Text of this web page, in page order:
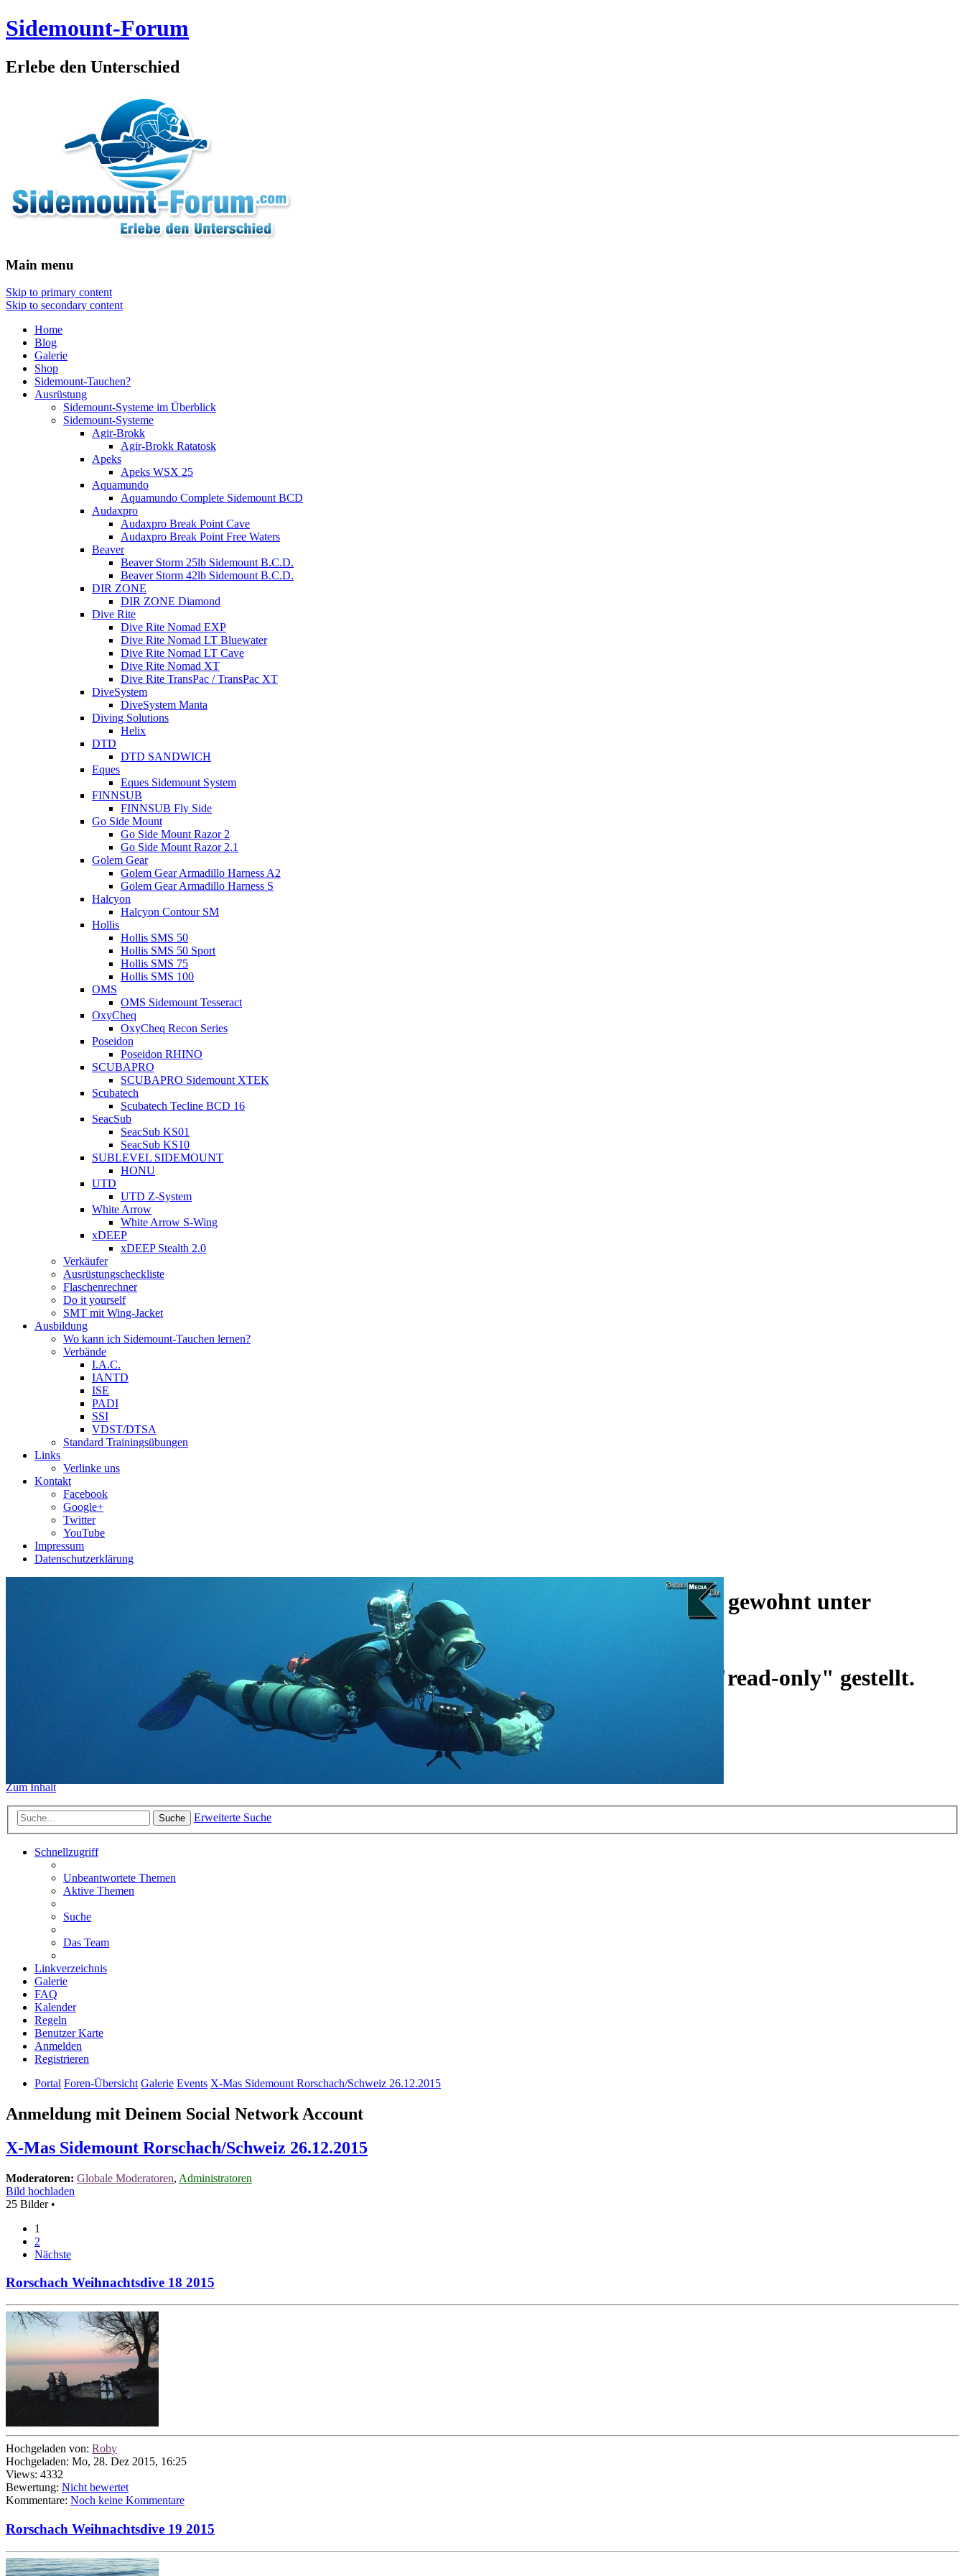
Sidemount-Forum
Erlebe den Unterschied
Main menu
Skip to primary content
Skip to secondary content
Home
Blog
Galerie
Shop
Sidemount-Tauchen?
Ausrüstung
Sidemount-Systeme im Überblick
Sidemount-Systeme
Agir-Brokk
Agir-Brokk Ratatosk
Apeks
Apeks WSX 25
Aquamundo
Aquamundo Complete Sidemount BCD
Audaxpro
Audaxpro Break Point Cave
Audaxpro Break Point Free Waters
Beaver
Beaver Storm 25lb Sidemount B.C.D.
Beaver Storm 42lb Sidemount B.C.D.
DIR ZONE
DIR ZONE Diamond
Dive Rite
Dive Rite Nomad EXP
Dive Rite Nomad LT Bluewater
Dive Rite Nomad LT Cave
Dive Rite Nomad XT
Dive Rite TransPac / TransPac XT
DiveSystem
DiveSystem Manta
Diving Solutions
Helix
DTD
DTD SANDWICH
Eques
Eques Sidemount System
FINNSUB
FINNSUB Fly Side
Go Side Mount
Go Side Mount Razor 2
Go Side Mount Razor 2.1
Golem Gear
Golem Gear Armadillo Harness A2
Golem Gear Armadillo Harness S
Halcyon
Halcyon Contour SM
Hollis
Hollis SMS 50
Hollis SMS 50 Sport
Hollis SMS 75
Hollis SMS 100
OMS
OMS Sidemount Tesseract
OxyCheq
OxyCheq Recon Series
Poseidon
Poseidon RHINO
SCUBAPRO
SCUBAPRO Sidemount XTEK
Scubatech
Scubatech Tecline BCD 16
SeacSub
SeacSub KS01
SeacSub KS10
SUBLEVEL SIDEMOUNT
HONU
UTD
UTD Z-System
White Arrow
White Arrow S-Wing
xDEEP
xDEEP Stealth 2.0
Verkäufer
Ausrüstungscheckliste
Flaschenrechner
Do it yourself
SMT mit Wing-Jacket
Ausbildung
Wo kann ich Sidemount-Tauchen lernen?
Verbände
I.A.C.
IANTD
ISE
PADI
SSI
VDST/DTSA
Standard Trainingsübungen
Links
Verlinke uns
Kontakt
Facebook
Google+
Twitter
YouTube
Impressum
Datenschutzerklärung
Das Sidemount-Forum ist auf ein neues Forensystem umgezogen und wie gewohnt unter
erreichbar.
Das alte Forum hier existiert nur aufgrund deralten Galerie
und ist auf "read-only" gestellt.
Sidemount-Forum
Zum Inhalt
Suche Erweiterte Suche
Schnellzugriff
Unbeantwortete Themen
Aktive Themen
Suche
Das Team
Linkverzeichnis
Galerie
FAQ
Kalender
Regeln
Benutzer Karte
Anmelden
Registrieren
Portal Foren-Übersicht Galerie Events X-Mas Sidemount Rorschach/Schweiz 26.12.2015
Anmeldung mit Deinem Social Network Account
X-Mas Sidemount Rorschach/Schweiz 26.12.2015
Moderatoren: Globale Moderatoren, Administratoren
Bild hochladen
25 Bilder •
1
2
Nächste
Rorschach Weihnachtsdive 18 2015
Hochgeladen von: Roby
Hochgeladen: Mo, 28. Dez 2015, 16:25
Views: 4332
Bewertung: Nicht bewertet
Kommentare: Noch keine Kommentare
Rorschach Weihnachtsdive 19 2015